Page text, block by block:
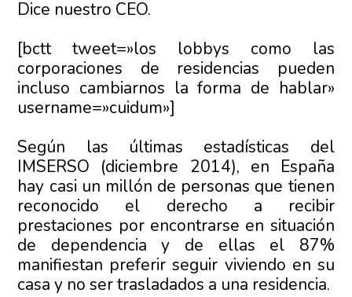
Dice nuestro CEO.
[bctt tweet=»los lobbys como las
corporaciones de residencias pueden
incluso cambiarnos la forma de hablar»
username=»cuidum»]
Según las últimas estadísticas del
IMSERSO (diciembre 2014), en España
hay casi un millón de personas que tienen
reconocido el derecho a recibir
prestaciones por encontrarse en situación
de dependencia y de ellas el 87%
manifiestan preferir seguir viviendo en su
casa y no ser trasladados a una residencia.